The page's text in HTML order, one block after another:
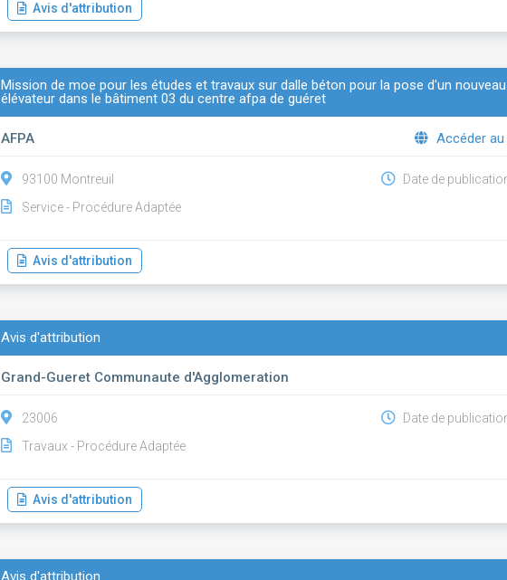
Avis d'attribution
Mission de moe pour les études et travaux sur dalle béton pour la pose d'un
élévateur dans le bâtiment 03 du centre afpa de guéret
AFPA Accéder
93100 Montreuil
Service - Procédure Adaptée
Date de
Avis d'attribution
Avis d'attribution
Grand-Gueret Communaute d'Agglomeration
23006
Travaux - Procédure Adaptée
Date de
Avis d'attribution
Avis d'attribution